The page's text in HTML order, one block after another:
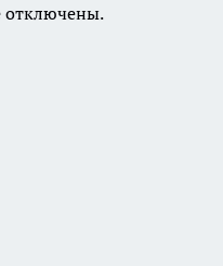
отключены.